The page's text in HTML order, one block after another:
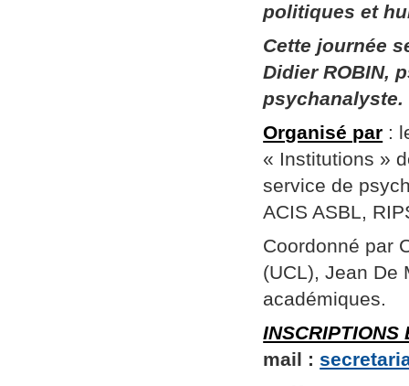
politiques et
Cette journée
Didier ROBIN,
psychanalyste.
Organisé par :
« Institutions »
service de
ACIS ASBL,
Coordonné par
(UCL), Jean De
académiques.
INSCRIPTIONS
mail :